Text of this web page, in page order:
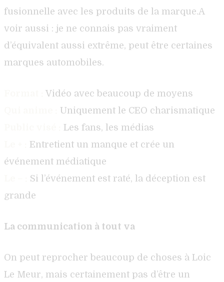
fusionnelle avec les produits de la marque.A
voir aussi : je ne connais pas vraiment
d’équivalent aussi extrême, peut être certaines
marques automobiles.
Vidéo avec beaucoup de moyens
Uniquement le CEO charismatique
Les fans, les médias
Entretient un manque et crée un
événement médiatique
Si l’événement est raté, la déception est
grande
La communication à tout va
On peut reprocher beaucoup de choses à Loic
Le Meur, mais certainement pas d’être un